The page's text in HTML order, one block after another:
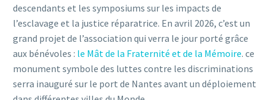
descendants et les symposiums sur les impacts de
l’esclavage et la justice réparatrice. En avril 2026, c’est un
grand projet de l’association qui verra le jour porté grâce
aux bénévoles : le Mât de la Fraternité et de la Mémoire. ce
monument symbole des luttes contre les discriminations
serra inauguré sur le port de Nantes avant un déploiement